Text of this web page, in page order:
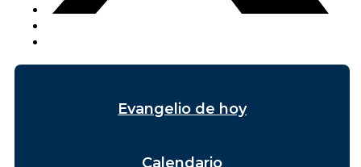
Evangelio de hoy
Calendario